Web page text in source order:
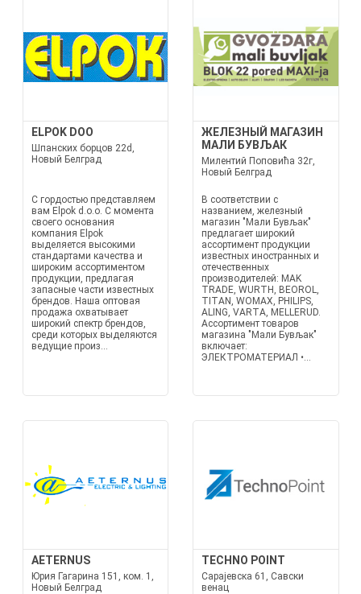
ELPOK DOO
Шпанских борцов 22d,
Новый Белград
С гордостью представляем
вам Elpok d.o.o. С момента
своего основания
компания Elpok
выделяется высокими
стандартами качества и
широким ассортиментом
продукции, предлагая
запасные части известных
брендов. Наша оптовая
продажа охватывает
широкий спектр брендов,
среди которых выделяются
ведущие произ...
ЖЕЛЕЗНЫЙ МАГАЗИН
МАЛИ БУВЉАК
Милентий Поповића 32г,
Новый Белград
В соответствии с
названием, железный
магазин "Мали Бувљак"
предлагает широкий
ассортимент продукции
известных иностранных и
отечественных
производителей: MAK
TRADE, WURTH, BEOROL,
TITAN, WOMAX, PHILIPS,
ALING, VARTA, MELLERUD.
Ассортимент товаров
магазина "Мали Бувљак"
включает:
ЭЛЕКТРОМАТЕРИАЛ •...
AETERNUS
Юрия Гагарина 151, ком. 1,
Новый Белград
TECHNO POINT
Сарајевска 61, Савски
венац